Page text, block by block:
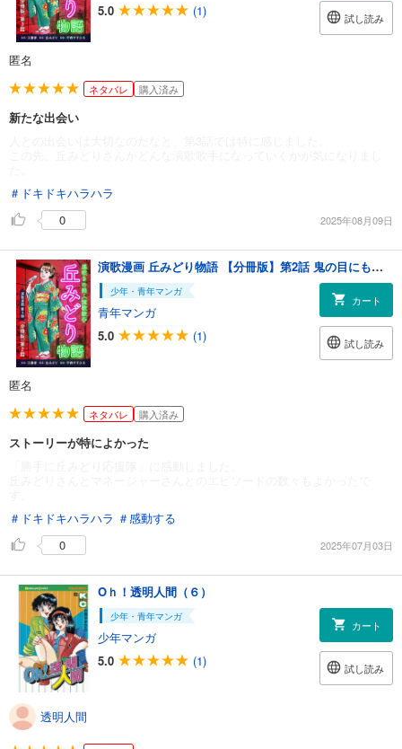
5.0
(1) 試し読み
匿名
ネタバレ 購入済み
新たな出会い
＃ドキドキハラハラ
0
2025年08月09日
演歌漫画 丘みどり物語 【分冊版】第2話 鬼の目にも涙？
少年・青年マンガ
青年マンガ
5.0
(1)
カート
試し読み
匿名
ネタバレ 購入済み
ストーリーが特によかった
＃ドキドキハラハラ ＃感動する
0
2025年07月03日
Oｈ！透明人間（６）
少年・青年マンガ
少年マンガ
5.0
(1)
カート
試し読み
透明人間